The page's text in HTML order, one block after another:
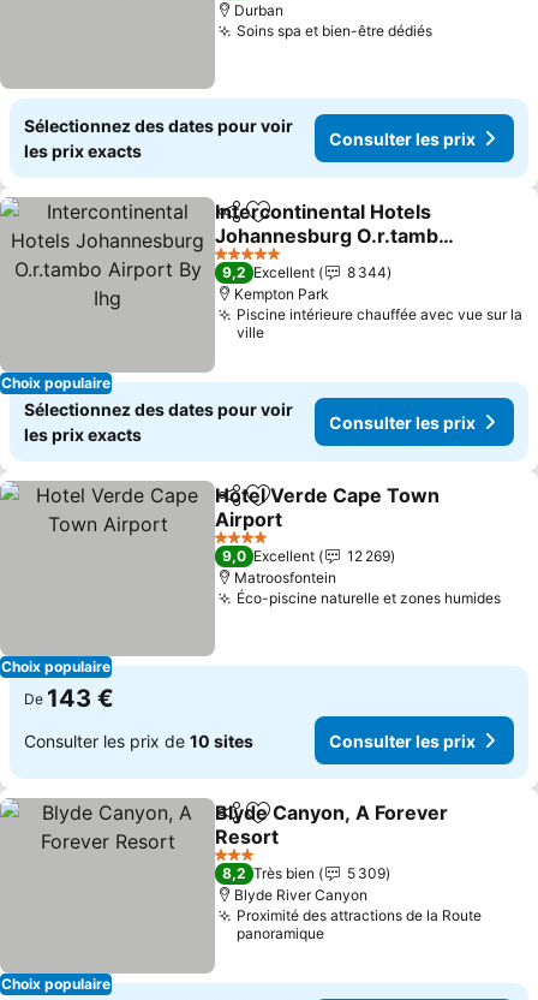
Durban
Soins spa et bien-être dédiés
Sélectionnez des dates pour voir
les prix exacts
Consulter les prix
Choix populaire
PartagerAjouter à mes favoris
Intercontinental Hotels
Johannesburg O.r.tambo
Airport By Ihg
5 Étoiles
9,2 Excellent
8 344
Kempton Park
Piscine intérieure chauffée avec vue sur la
ville
Sélectionnez des dates pour voir
les prix exacts
Consulter les prix
Choix populaire
PartagerAjouter à mes favoris
Hotel Verde Cape Town
Airport
4 Étoiles
9,0 Excellent
12 269
Matroosfontein
Éco-piscine naturelle et zones humides
De 143 €
Consulter les prix de 10 sites Consulter les prix
Choix populaire
PartagerAjouter à mes favoris
Blyde Canyon, A Forever
Resort
3 Étoiles
8,2 Très bien
5 309
Blyde River Canyon
Proximité des attractions de la Route
panoramique